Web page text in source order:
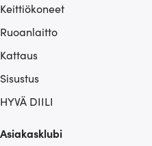
Keittiökoneet
Ruoanlaitto
Kattaus
Sisustus
HYVÄ DIILI
Asiakasklubi